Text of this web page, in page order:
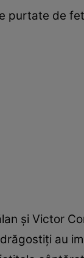
purtate de
și Victor
au